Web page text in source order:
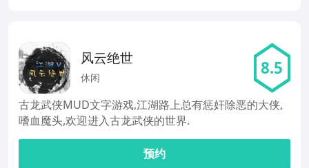
风云绝世
休闲 8.5
古龙武侠MUD文字游戏,江湖路上总有惩奸除恶的大侠,
嗜血魔头,欢迎进入古龙武侠的世界.
预约